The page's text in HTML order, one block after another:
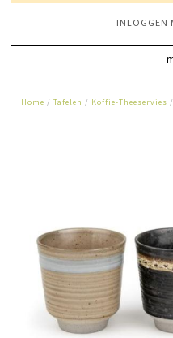
INLOGGEN
Home /Tafelen / Koffie-Theeservies